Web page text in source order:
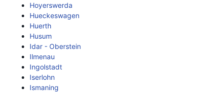
Hoyerswerda
Hueckeswagen
Huerth
Husum
Idar - Oberstein
Ilmenau
Ingolstadt
Iserlohn
Ismaning